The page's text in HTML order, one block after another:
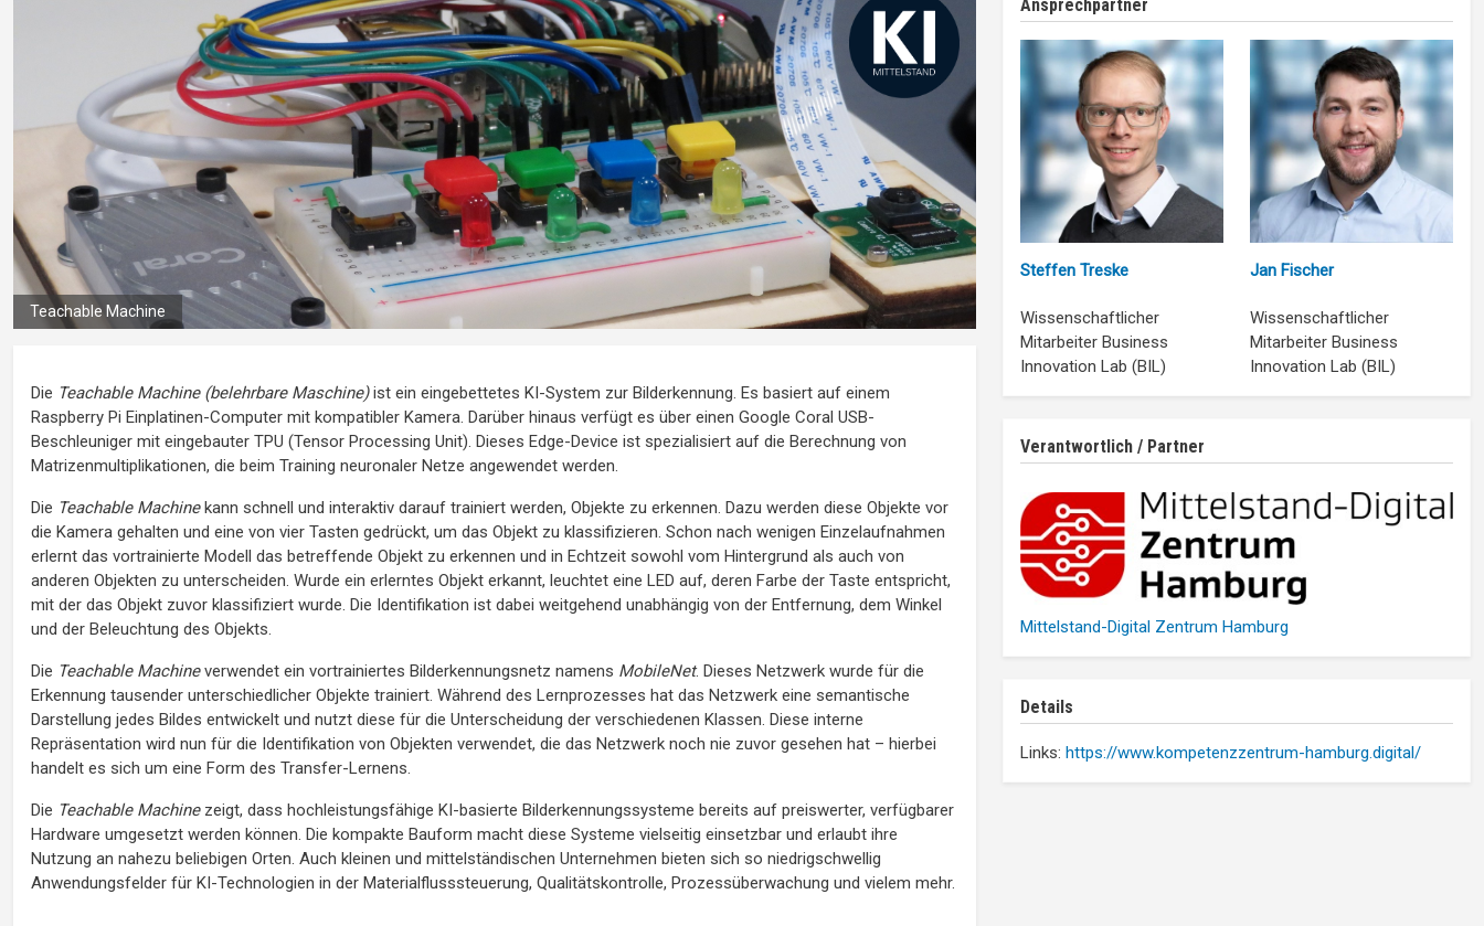
Teachable Machine
Die Teachable Machine (belehrbare Maschine)ist ein eingebettetes KI-System zur Bilderkennung. Es basiert auf einem
Raspberry Pi Einplatinen-Computer mit kompatibler Kamera. Darüber hinaus verfügt es über einen Google Coral USB-
Beschleuniger mit eingebauter TPU (Tensor Processing Unit). Dieses Edge-Device ist spezialisiert auf die Berechnung von
Matrizenmultiplikationen, die beim Training neuronaler Netze angewendet werden.
Die Teachable Machinekann schnell und interaktiv darauf trainiert werden, Objekte zu erkennen. Dazu werden diese Objekte vor
die Kamera gehalten und eine von vier Tasten gedrückt, um das Objekt zu klassifizieren. Schon nach wenigen Einzelaufnahmen
erlernt das vortrainierte Modell das betreffende Objekt zu erkennen und in Echtzeit sowohl vom Hintergrund als auch von
anderen Objekten zu unterscheiden. Wurde ein erlerntes Objekt erkannt, leuchtet eine LED auf, deren Farbe der Taste entspricht,
mit der das Objekt zuvor klassifiziert wurde. Die Identifikation ist dabei weitgehend unabhängig von der Entfernung, dem Winkel
und der Beleuchtung des Objekts.
Die Teachable Machineverwendet ein vortrainiertes Bilderkennungsnetz namens MobileNet. Dieses Netzwerk wurde für die
Erkennung tausender unterschiedlicher Objekte trainiert. Während des Lernprozesses hat das Netzwerk eine semantische
Darstellung jedes Bildes entwickelt und nutzt diese für die Unterscheidung der verschiedenen Klassen. Diese interne
Repräsentation wird nun für die Identifikation von Objekten verwendet, die das Netzwerk noch nie zuvor gesehen hat – hierbei
handelt es sich um eine Form des Transfer-Lernens.
Die Teachable Machinezeigt, dass hochleistungsfähige KI-basierte Bilderkennungssysteme bereits auf preiswerter, verfügbarer
Hardware umgesetzt werden können. Die kompakte Bauform macht diese Systeme vielseitig einsetzbar und erlaubt ihre
Nutzung an nahezu beliebigen Orten. Auch kleinen und mittelständischen Unternehmen bieten sich so niedrigschwellig
Anwendungsfelder für KI-Technologien in der Materialflusssteuerung, Qualitätskontrolle, Prozessüberwachung und vielem mehr.
Ansprechpartner
Steffen Treske
Wissenschaftlicher
Mitarbeiter Business
Innovation Lab (BIL)
Jan Fischer
Wissenschaftlicher
Mitarbeiter Business
Innovation Lab (BIL)
Verantwortlich / Partner
Mittelstand-Digital Zentrum Hamburg
Details
Links: https://www.kompetenzzentrum-hamburg.digital/